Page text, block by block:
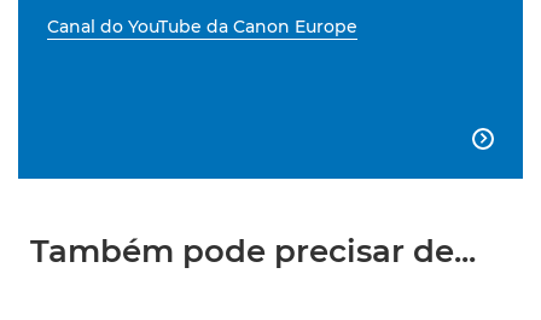
Canal do YouTube da Canon Europe

Também pode precisar de...